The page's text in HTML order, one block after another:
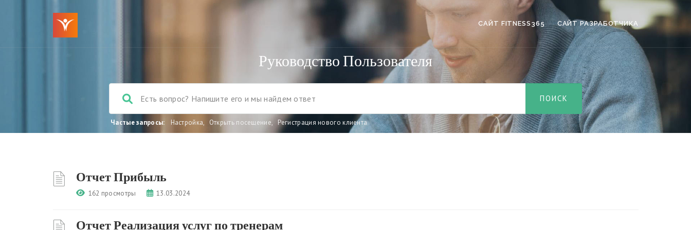
САЙТ FITNESS365 САЙТ РАЗРАБОТЧИКА
Руководство Пользователя
Частые запросы: Настройка, Открыть посещение, Регистрация нового клиента
Отчет Прибыль
162 просмотры 13.03.2024
Отчет Реализация услуг по тренерам